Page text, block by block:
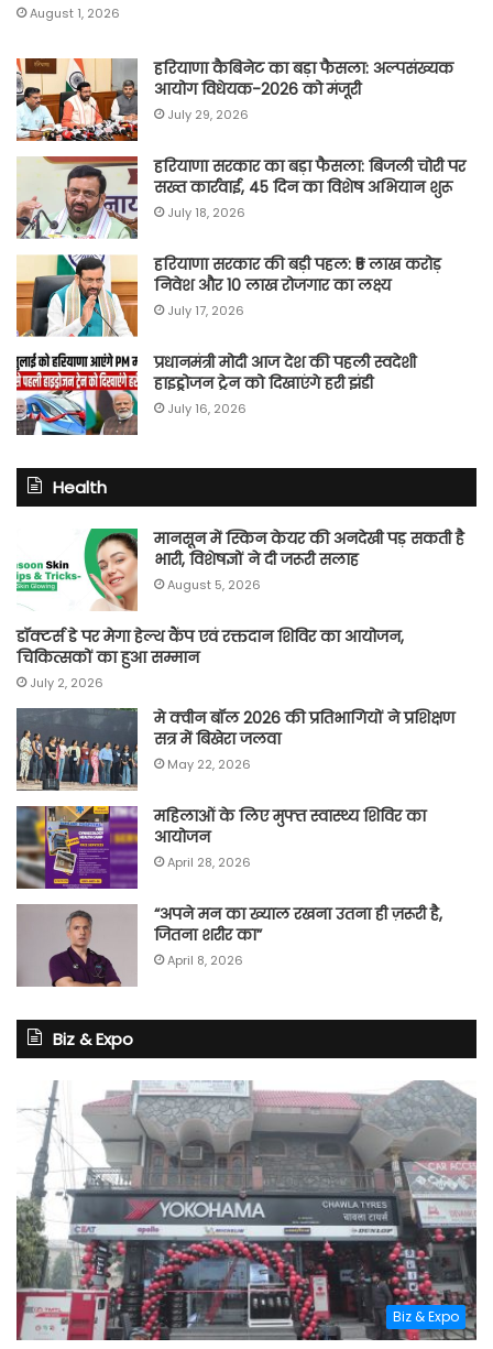
August 1, 2026
हरियाणा कैबिनेट का बड़ा फैसला: अल्पसंख्यक
आयोग विधेयक-2026 को मंजूरी
July 29, 2026
हरियाणा सरकार का बड़ा फैसला: बिजली चोरी पर
सख्त कार्रवाई, 45 दिन का विशेष अभियान शुरू
July 18, 2026
हरियाणा सरकार की बड़ी पहल: ₹5 लाख करोड़
निवेश और 10 लाख रोजगार का लक्ष्य
July 17, 2026
प्रधानमंत्री मोदी आज देश की पहली स्वदेशी
हाइड्रोजन ट्रेन को दिखाएंगे हरी झंडी
July 16, 2026
Health
मानसून में स्किन केयर की अनदेखी पड़ सकती है
भारी, विशेषज्ञों ने दी जरूरी सलाह
August 5, 2026
डॉक्टर्स डे पर मेगा हेल्थ कैंप एवं रक्तदान शिविर का आयोजन,
चिकित्सकों का हुआ सम्मान
July 2, 2026
मे क्वीन बॉल 2026 की प्रतिभागियों ने प्रशिक्षण
सत्र में बिखेरा जलवा
May 22, 2026
महिलाओं के लिए मुफ्त स्वास्थ्य शिविर का
आयोजन
April 28, 2026
“अपने मन का ख्याल रखना उतना ही ज़रूरी है,
जितना शरीर का”
April 8, 2026
Biz & Expo
Biz & Expo